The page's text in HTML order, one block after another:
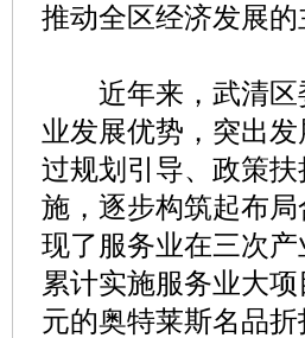
推动全区经济发展的
近年来，武清区
业发展优势，突出
过规划引导、政策
施，逐步构筑起布
现了服务业在三次
累计实施服务业大
元的奥特莱斯名品